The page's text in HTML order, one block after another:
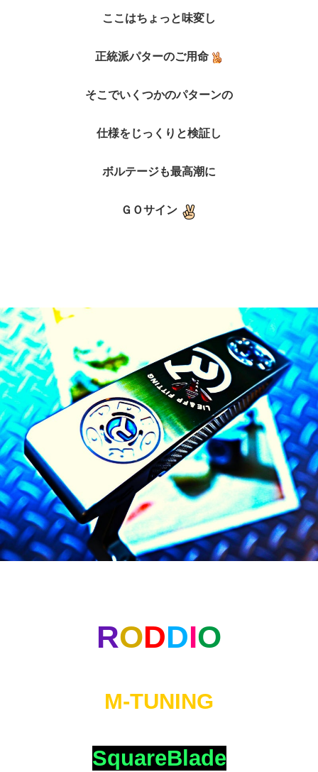
ここはちょっと味変し
正統派パターのご用命
そこでいくつかのパターンの
仕様をじっくりと検証し
ボルテージも最高潮に
ＧＯサイン
RODDIO
M-TUNING
SquareBlade